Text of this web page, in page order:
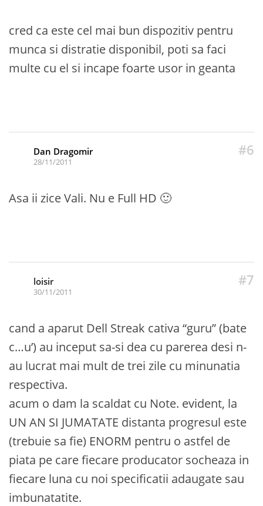
cred ca este cel mai bun dispozitiv pentru
munca si distratie disponibil, poti sa faci
multe cu el si incape foarte usor in geanta
#6
Dan Dragomir
28/11/2011
Asa ii zice Vali. Nu e Full HD 🙂
#7
loisir
30/11/2011
cand a aparut Dell Streak cativa “guru” (bate
c…u’) au inceput sa-si dea cu parerea desi n-
au lucrat mai mult de trei zile cu minunatia
respectiva.
acum o dam la scaldat cu Note. evident, la
UN AN SI JUMATATE distanta progresul este
(trebuie sa fie) ENORM pentru o astfel de
piata pe care fiecare producator socheaza in
fiecare luna cu noi specificatii adaugate sau
imbunatatite.